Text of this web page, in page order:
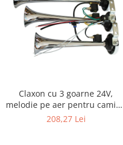
Claxon cu 3 goarne 24V,
melodie pe aer pentru camion
şi TIR
208,27 Lei